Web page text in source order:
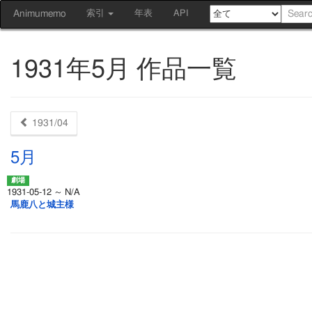
Animumemo 索引 年表 API
1931年5月 作品一覧
1931/04
5月
1931-05-12 ～ N/A
馬鹿八と城主様